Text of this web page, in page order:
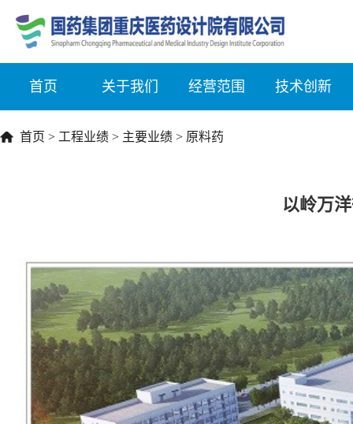
首页 关于我们 经营范围 技术创新
首页 > 工程业绩 > 主要业绩 > 原料药
以岭万